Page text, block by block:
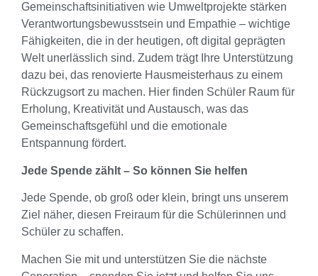
Gemeinschaftsinitiativen wie Umweltprojekte stärken
Verantwortungsbewusstsein und Empathie – wichtige
Fähigkeiten, die in der heutigen, oft digital geprägten
Welt unerlässlich sind. Zudem trägt Ihre Unterstützung
dazu bei, das renovierte Hausmeisterhaus zu einem
Rückzugsort zu machen. Hier finden Schüler Raum für
Erholung, Kreativität und Austausch, was das
Gemeinschaftsgefühl und die emotionale
Entspannung fördert.
Jede Spende zählt – So können Sie helfen
Jede Spende, ob groß oder klein, bringt uns unserem
Ziel näher, diesen Freiraum für die Schülerinnen und
Schüler zu schaffen.
Machen Sie mit und unterstützen Sie die nächste